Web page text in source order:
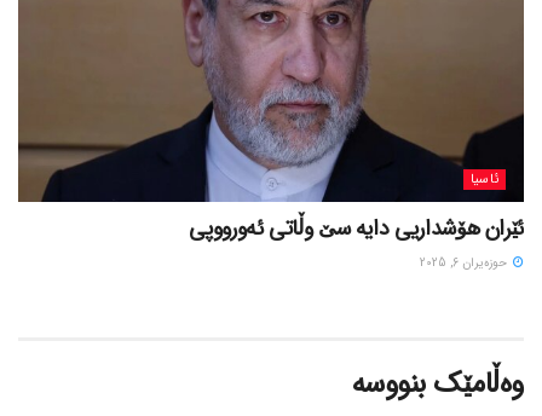
ئاسیا
ئێران هۆشداریی دایە سێ وڵاتی ئەورووپی
حوزه‌یران 6, 2025
وەڵامێک بنووسە